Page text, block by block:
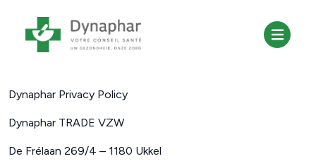
Algemene gebruiksvoorwaarden
Dynaphar Privacy Policy
Dynaphar TRADE VZW
De Frélaan 269/4 – 1180 Ukkel